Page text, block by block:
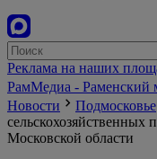
Реклама на наших
РамМедиа - Раменский
Новости
Подмосковье
сельскохозяйственных
Московской области